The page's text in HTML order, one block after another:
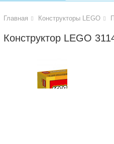
Главная Конструкторы LEGO
Конструктор LEGO